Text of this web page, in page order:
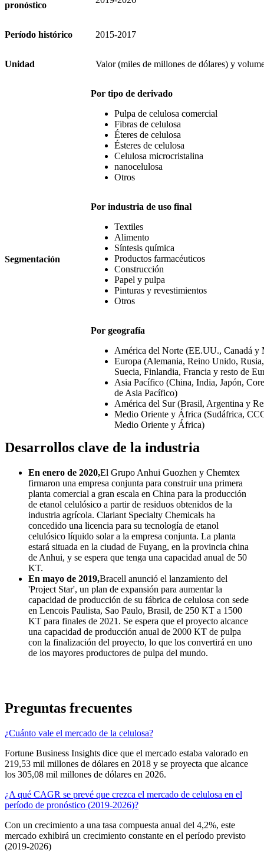
pronóstico
Período histórico 2015-2017
Unidad Valor (miles de millones de dólares) y
Segmentación
Por tipo de derivado
Pulpa de celulosa comercial
Fibras de celulosa
Éteres de celulosa
Ésteres de celulosa
Celulosa microcristalina
nanocelulosa
Otros
Por industria de uso final
Textiles
Alimento
Síntesis química
Productos farmacéuticos
Construcción
Papel y pulpa
Pinturas y revestimientos
Otros
Por geografía
América del Norte (EE.UU., Canadá y
Europa (Alemania, Reino Unido,
Suecia, Finlandia, Francia y resto de
Asia Pacífico (China, India, Japón,
de Asia Pacífico)
América del Sur (Brasil, Argentina y
Medio Oriente y África (Sudáfrica,
Medio Oriente y África)
Desarrollos clave de la industria
En enero de 2020,El Grupo Anhui Guozhen y Chemtex
firmaron una empresa conjunta para construir una primera
planta comercial a gran escala en China para la producción
de etanol celulósico a partir de residuos obtenidos de la
industria agrícola. Clariant Specialty Chemicals ha
concedido una licencia para su tecnología de etanol
celulósico líquido solar a la empresa conjunta. La planta
estará situada en la ciudad de Fuyang, en la provincia china
de Anhui, y se espera que tenga una capacidad anual de 50
KT.
En mayo de 2019,Bracell anunció el lanzamiento del
'Project Star', un plan de expansión para aumentar la
capacidad de producción de su fábrica de celulosa con sede
en Lencois Paulista, Sao Paulo, Brasil, de 250 KT a 1500
KT para finales de 2021. Se espera que el proyecto alcance
una capacidad de producción anual de 2000 KT de pulpa
con la finalización del proyecto, lo que los convertirá en uno
de los mayores productores de pulpa del mundo.
Preguntas frecuentes
¿Cuánto vale el mercado de la celulosa?
Fortune Business Insights dice que el mercado estaba valorado en
219,53 mil millones de dólares en 2018 y se proyecta que alcance
los 305,08 mil millones de dólares en 2026.
¿A qué CAGR se prevé que crezca el mercado de celulosa en el
período de pronóstico (2019-2026)?
Con un crecimiento a una tasa compuesta anual del 4,2%, este
mercado exhibirá un crecimiento constante en el período previsto
(2019-2026)